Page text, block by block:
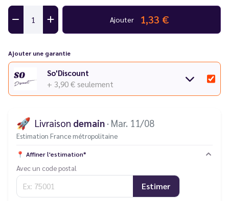
Ajouter 1,33 €
Ajouter une garantie
So'Discount
+ 3,90 € seulement
🚀 Livraison demain · Mar. 11/08
Estimation France métropolitaine
📍 Affiner l'estimation*
Avec un code postal
Estimer